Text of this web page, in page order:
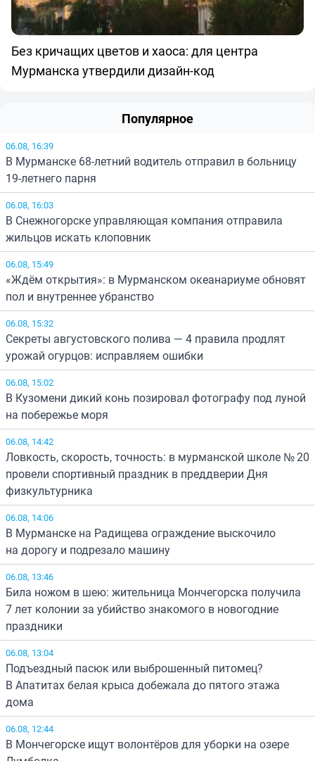
Без кричащих цветов и хаоса: для центра
Мурманска утвердили дизайн-код
Популярное
06.08, 16:39
В Мурманске 68-летний водитель отправил в больницу
19-летнего парня
06.08, 16:03
В Снежногорске управляющая компания отправила
жильцов искать клоповник
06.08, 15:49
«Ждём открытия»: в Мурманском океанариуме обновят
пол и внутреннее убранство
06.08, 15:32
Секреты августовского полива — 4 правила продлят
урожай огурцов: исправляем ошибки
06.08, 15:02
В Кузомени дикий конь позировал фотографу под луной
на побережье моря
06.08, 14:42
Ловкость, скорость, точность: в мурманской школе № 20
провели спортивный праздник в преддверии Дня
физкультурника
06.08, 14:06
В Мурманске на Радищева ограждение выскочило
на дорогу и подрезало машину
06.08, 13:46
Била ножом в шею: жительница Мончегорска получила
7 лет колонии за убийство знакомого в новогодние
праздники
06.08, 13:04
Подъездный пасюк или выброшенный питомец?
В Апатитах белая крыса добежала до пятого этажа
дома
06.08, 12:44
В Мончегорске ищут волонтёров для уборки на озере